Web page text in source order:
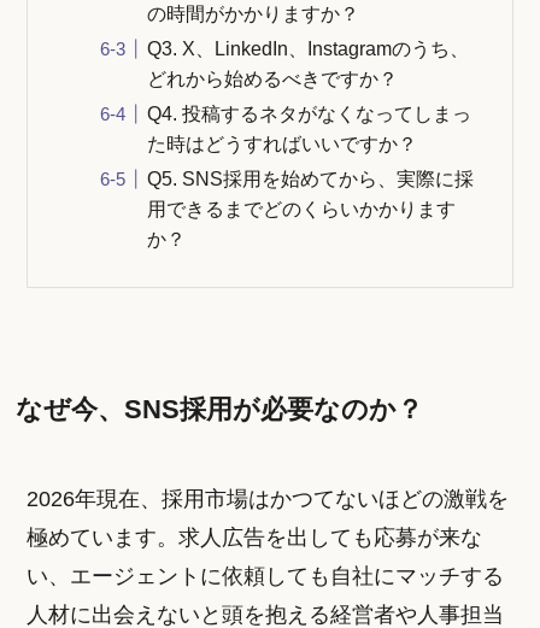
の時間がかかりますか？
Q3. X、LinkedIn、Instagramのうち、
どれから始めるべきですか？
Q4. 投稿するネタがなくなってしまっ
た時はどうすればいいですか？
Q5. SNS採用を始めてから、実際に採
用できるまでどのくらいかかります
か？
なぜ今、SNS採用が必要なのか？
2026年現在、採用市場はかつてないほどの激戦を
極めています。求人広告を出しても応募が来な
い、エージェントに依頼しても自社にマッチする
人材に出会えないと頭を抱える経営者や人事担当